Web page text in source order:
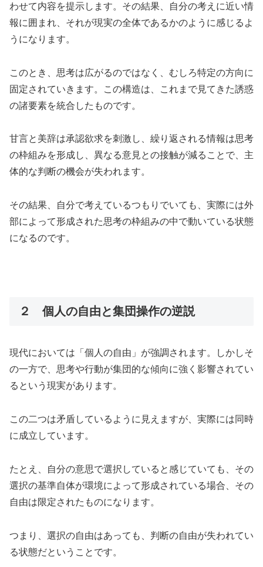
わせて内容を提示します。その結果、自分の考えに近い情
報に囲まれ、それが現実の全体であるかのように感じるよ
うになります。
このとき、思考は広がるのではなく、むしろ特定の方向に
固定されていきます。この構造は、これまで見てきた誘惑
の諸要素を統合したものです。
甘言と美辞は承認欲求を刺激し、繰り返される情報は思考
の枠組みを形成し、異なる意見との接触が減ることで、主
体的な判断の機会が失われます。
その結果、自分で考えているつもりでいても、実際には外
部によって形成された思考の枠組みの中で動いている状態
になるのです。
２ 個人の自由と集団操作の逆説
現代においては「個人の自由」が強調されます。しかしそ
の一方で、思考や行動が集団的な傾向に強く影響されてい
るという現実があります。
この二つは矛盾しているように見えますが、実際には同時
に成立しています。
たとえ、自分の意思で選択していると感じていても、その
選択の基準自体が環境によって形成されている場合、その
自由は限定されたものになります。
つまり、選択の自由はあっても、判断の自由が失われてい
る状態だということです。